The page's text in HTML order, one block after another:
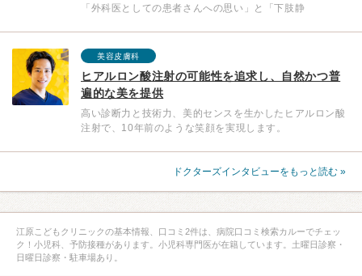
「外科医としての患者さんへの思い」と「下肢静
美容皮膚科
ヒアルロン酸注射の可能性を追求し、自然かつ普
遍的な美を提供
高い診断力と技術力、美的センスを生かしたヒアルロン酸
注射で、10年前のような笑顔を実現します。
ドクターズインタビューをもっと読む »
江原こどもクリニックの基本情報、口コミ2件は、病院口コミ検索カルーでチェッ
ク！小児科、予防接種があります。小児科専門医が在籍しています。土曜日診察・
日曜日診察・駐車場あり。